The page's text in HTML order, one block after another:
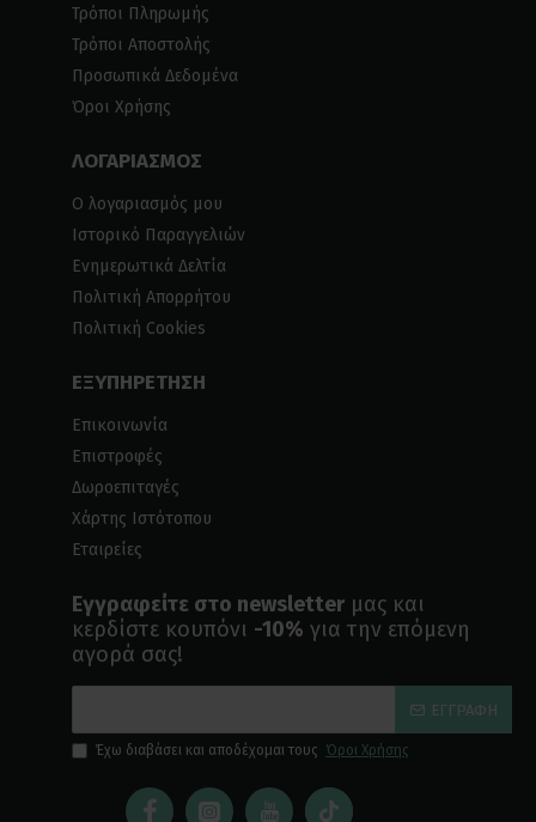
Τρόποι Πληρωμής
Τρόποι Αποστολής
Προσωπικά Δεδομένα
Όροι Χρήσης
ΛΟΓΑΡΙΑΣΜΟΣ
Ο λογαριασμός μου
Ιστορικό Παραγγελιών
Ενημερωτικά Δελτία
Πολιτική Απορρήτου
Πολιτική Cookies
ΕΞΥΠΗΡΕΤΗΣΗ
Επικοινωνία
Επιστροφές
Δωροεπιταγές
Χάρτης Ιστότοπου
Εταιρείες
Εγγραφείτε στο newsletter μας και
κερδίστε κουπόνι -10% για την επόμενη
αγορά σας!
ΕΓΓΡΑΦΉ
Έχω διαβάσει και αποδέχομαι τους Όροι Χρήσης